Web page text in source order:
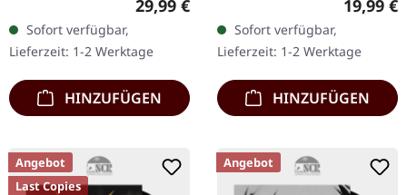
Vinyl, limitiert auf 300
Stück im Gatefold-Cover.
"Aura" von Saor…
29,99 €
Sofort verfügbar,
Lieferzeit: 1-2 Werktage
HINZUFÜGEN
Veröffentlicht im Jahr
2007 markiert das…
19,99 €
Sofort verfügbar,
Lieferzeit: 1-2 Werktage
HINZUFÜGEN
Angebot
Last Copies
Angebot